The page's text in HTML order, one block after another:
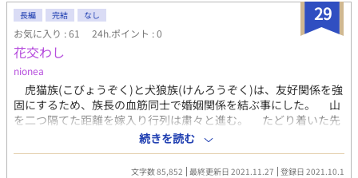
来いと言われていたのに、なんだか様子がおかしいひどい初夜が
明けたら謝り倒されて溺愛され始める話。 溺愛（概念）ってこう
いうののこと？と、疑問符を飛ばしながら書く予定です！ 溺愛
（概念）です！ 一応聖王は聖王なりに主人公を大切にしているは
ずです！多分。 登場人物は全員どこかしら様子がおかしいです！
・いつもの。 ・他の異世界話と同じ世界観。やっぱり主人公はリ
オルの子供。 ・比較的雰囲気は軽めになると思います。 ・男女関
係なく子供が産める魔法とかある異世界が舞台。 ・R18描写があ
るお話にはタイトルの頭に*を付けます。 ・言い訳というか解説
というかは近況ボード「突発短編」のコメントをどうぞ。
29
長編 完結 なし
お気に入り : 61 24h.ポイント : 0
花交わし
nionea
虎猫族(こびょうぞく)と犬狼族(けんろうぞく)は、友好関係を強
固にするため、族長の血筋同士で婚姻関係を結ぶ事にした。 山
を二つ隔てた距離を嫁入り行列は粛々と進む。 たどり着いた先
で待つ運命を、担がれたまま進む花嫁達はまだ知らない。 ※見
た目耳と尻尾だけ獣な感じの獣人のお話 ※同性同士でもお薬で
体を作り変えて子供が出来る和風ファンタジー世界
続きを読む
文字数 85,852 最終更新日 2021.11.27 登録日 2021.10.1